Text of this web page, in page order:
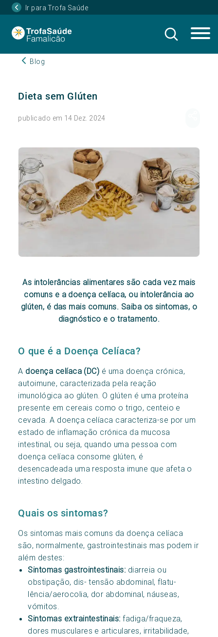
Ir para Trofa Saúde
Blog
Dieta sem Glúten
publicado em 14 Dez. 2024
As intolerâncias alimentares são cada vez mais
comuns e a doença celíaca, ou intolerância ao
glúten, é das mais comuns. Saiba os sintomas, o
diagnóstico e o tratamento.
O que é a Doença Celíaca?
A doença celíaca (DC) é uma doença crónica,
autoimune, caracterizada pela reação
imunológica ao glúten. O glúten é uma proteína
presente em cereais como o trigo, centeio e
cevada. A doença celíaca caracteriza-se por um
estado de inflamação crónica da mucosa
intestinal, ou seja, quando uma pessoa com
doença celíaca consome glúten, é
desencadeada uma resposta imune que afeta o
intestino delgado.
Quais os sintomas?
Os sintomas mais comuns da doença celíaca
são, normalmente, gastrointestinais mas podem ir
além destes:
Sintomas gastrointestinais: diarreia ou
obstipação, dis- tensão abdominal, flatu-
lência/aerocolia, dor abdominal, náuseas,
vómitos.
Sintomas extraintestinais: fadiga/fraqueza,
dores musculares e articulares, irritabilidade,